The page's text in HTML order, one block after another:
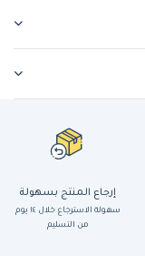
إرجاع المنتج بسهولة
سهولة الاسترجاع خلال ١٤ يوم
من التسليم